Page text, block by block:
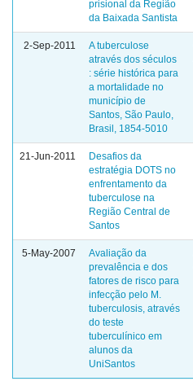
prisional da Região
da Baixada Santista
2-Sep-2011
A tuberculose
através dos séculos
: série histórica para
a mortalidade no
município de
Santos, São Paulo,
Brasil, 1854-5010
21-Jun-2011
Desafios da
estratégia DOTS no
enfrentamento da
tuberculose na
Região Central de
Santos
5-May-2007
Avaliação da
prevalência e dos
fatores de risco para
infecção pelo M.
tuberculosis, através
do teste
tuberculínico em
alunos da
UniSantos